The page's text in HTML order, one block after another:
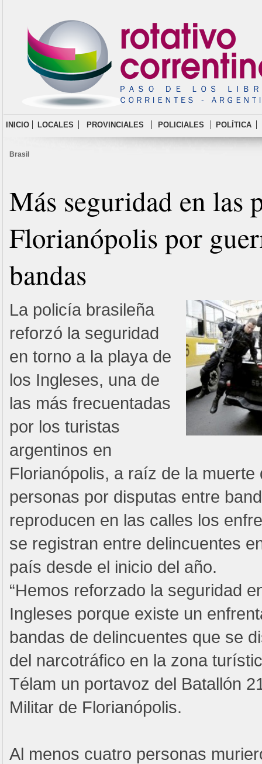
INICIO LOCALES PROVINCIALES POLICIALES POLÍTICA
Brasil
Más seguridad en las
Florianópolis por
bandas
La policía brasileña
reforzó la seguridad
en torno a la playa de
los Ingleses, una de
las más frecuentadas
por los turistas
argentinos en
Florianópolis, a raíz de la muerte
personas por disputas entre
reproducen en las calles los
se registran entre delincuentes
país desde el inicio del año.
“Hemos reforzado la seguridad
Ingleses porque existe un
bandas de delincuentes que se
del narcotráfico en la zona
Télam un portavoz del Batallón
Militar de Florianópolis.
Al menos cuatro personas